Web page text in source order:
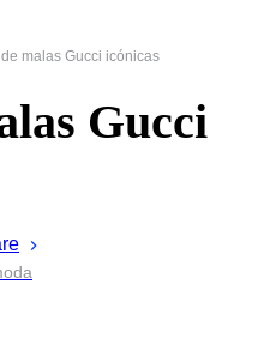
malas Gucci icónicas
Gucci